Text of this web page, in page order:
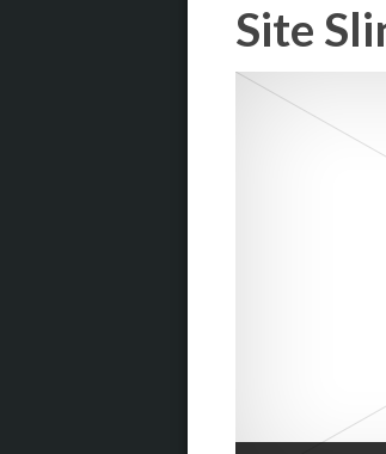
Site